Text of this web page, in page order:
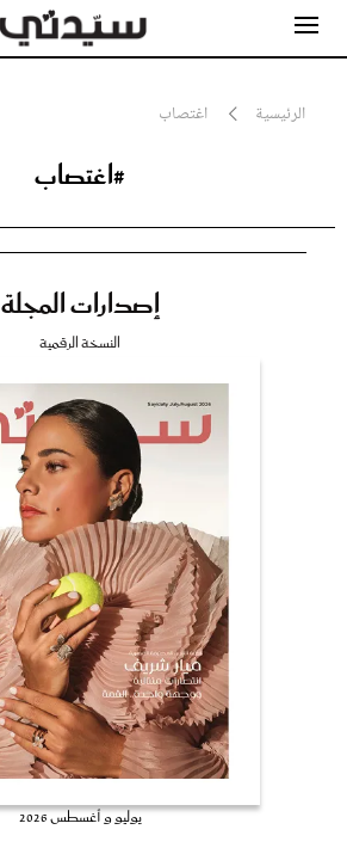
الرئيسية اغتصاب
#اغتصاب
إصدارات المجلة
النسخة الرقمية
يوليو و أغسطس 2026
جمال
صحة ورشاقة
عروس سيدتي